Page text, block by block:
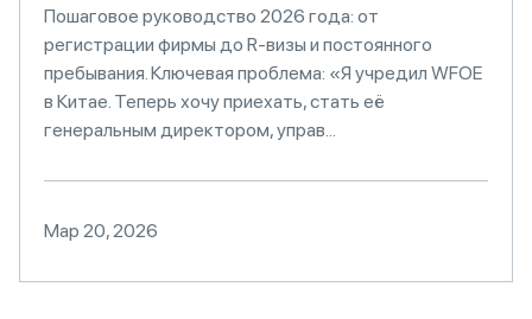
Пошаговое руководство 2026 года: от
регистрации фирмы до R-визы и постоянного
пребывания. Ключевая проблема: «Я учредил WFOE
в Китае. Теперь хочу приехать, стать её
генеральным директором, управ...
Мар 20, 2026